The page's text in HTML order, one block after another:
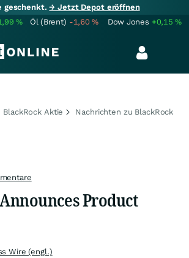
geschenkt.→ Jetzt Depot eröffnen
% Öl (Brent) -1,60% Dow Jones +0,15%
BlackRock Aktie Nachrichten zu BlackRock
Product
Wire (engl.)